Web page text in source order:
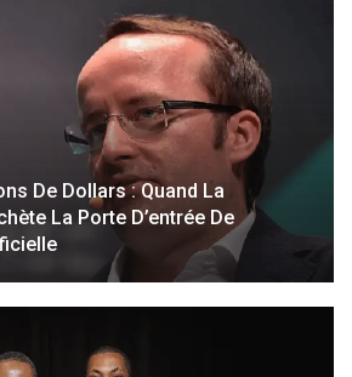
De Dollars : Quand La
La Porte D’entrée De